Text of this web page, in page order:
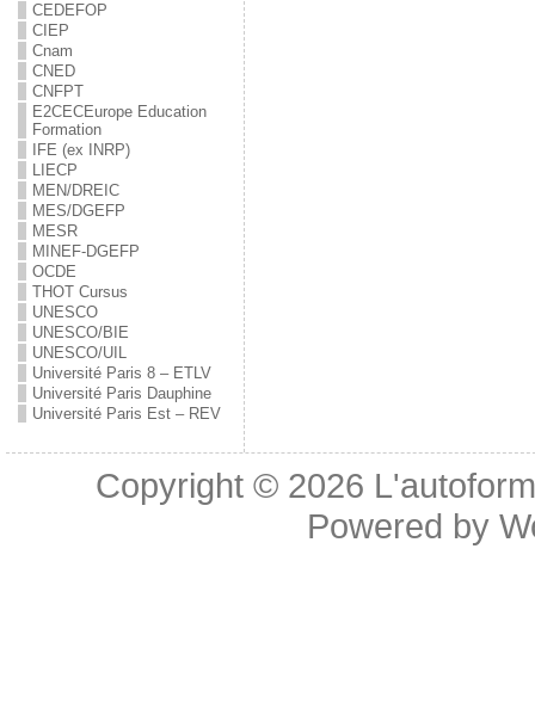
CEDEFOP
CIEP
Cnam
CNED
CNFPT
E2CECEurope Education
Formation
IFE (ex INRP)
LIECP
MEN/DREIC
MES/DGEFP
MESR
MINEF-DGEFP
OCDE
THOT Cursus
UNESCO
UNESCO/BIE
UNESCO/UIL
Université Paris 8 – ETLV
Université Paris Dauphine
Université Paris Est – REV
Copyright © 2026
Powered by